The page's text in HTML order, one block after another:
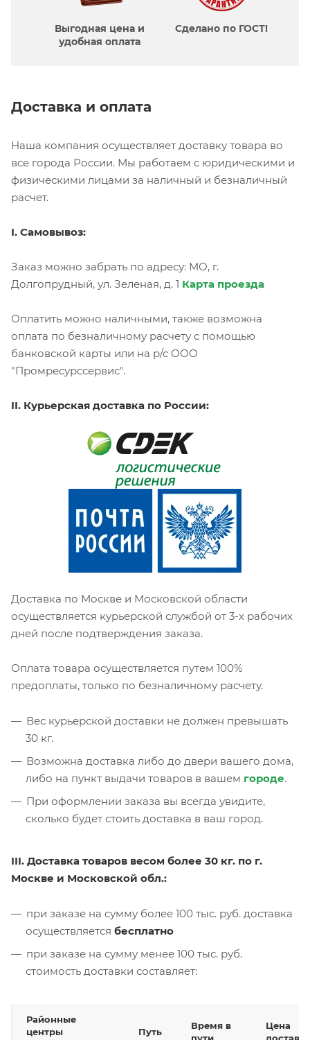
Выгодная цена и
удобная оплата
Сделано по ГОСТ!
Доставка и оплата
Наша компания осуществляет доставку товара во
все города России. Мы работаем с юридическими и
физическими лицами за наличный и безналичный
расчет.
I. Самовывоз:
Заказ можно забрать по адресу: МО, г.
Долгопрудный, ул. Зеленая, д. 1 Карта проезда
Оплатить можно наличными, также возможна
оплата по безналичному расчету с помощью
банковской карты или на р/с ООО
"Промресурссервис".
II. Курьерская доставка по России:
Доставка по Москве и Московской области
осуществляется курьерской службой от 3-х рабочих
дней после подтверждения заказа.
Оплата товара осуществляется путем 100%
предоплаты, только по безналичному расчету.
Вес курьерской доставки не должен превышать
30 кг.
Возможна доставка либо до двери вашего дома,
либо на пункт выдачи товаров в вашем городе.
При оформлении заказа вы всегда увидите,
сколько будет стоить доставка в ваш город.
III. Доставка товаров весом более 30 кг. по г.
Москве и Московской обл.:
при заказе на сумму более 100 тыс. руб. доставка
осуществляется бесплатно
при заказе на сумму менее 100 тыс. руб.
стоимость доставки составляет:
Районные
центры
Путь
Время в
Цена